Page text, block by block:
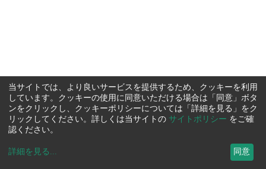
当サイトでは、より良いサービスを提供するため、クッキーを利用
しています。クッキーの使用に同意いただける場合は「同意」ボタ
ンをクリックし、クッキーポリシーについては「詳細を見る」をク
リックしてください。詳しくは当サイトの サイトポリシー をご確
認ください。
詳細を見る ... 同意